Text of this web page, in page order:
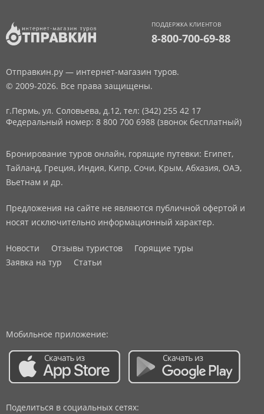
ПОДДЕРЖКА КЛИЕНТОВ
8-800-700-69-88
Отправкин.ру — интернет-магазин туров.
© 2009-2026. Все права защищены.
г.Пермь, ул. Соловьева, д.12, тел: (342) 255 42 17
Федеральный номер: 8 800 700 6988 (звонок бесплатный)
Бронирование туров онлайн, горящие путевки: Египет,
Тайланд, Греция, Индия, Кипр, Сочи, Крым, Абхазия, ОАЭ,
Вьетнам и др.
Предложения на сайте не являются публичной офертой и
носят исключительно информационный характер.
Новости Отзывы туристов
Горящие туры
Заявка на тур
Статьи
Мобильное приложение:
Поделиться в социальных сетях: